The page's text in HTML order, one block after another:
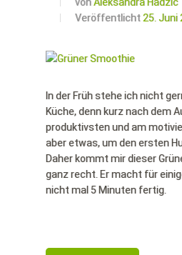
Veröffentlicht 25. Juni
In der Früh stehe ich nicht
Küche, denn kurz nach dem
produktivsten und am
aber etwas, um den ersten
Daher kommt mir dieser
ganz recht. Er macht für
nicht mal 5 Minuten fertig.